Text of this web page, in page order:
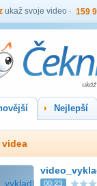
ukaž svoje video 159
Nejlepší
videa
00:23